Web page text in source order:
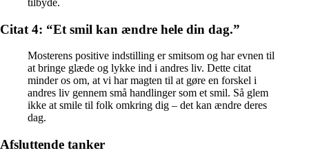
tilbyde.
Citat 4: “Et smil kan ændre hele din dag.”
Mosterens positive indstilling er smitsom og har evnen til
at bringe glæde og lykke ind i andres liv. Dette citat
minder os om, at vi har magten til at gøre en forskel i
andres liv gennem små handlinger som et smil. Så glem
ikke at smile til folk omkring dig – det kan ændre deres
dag.
Afsluttende tanker